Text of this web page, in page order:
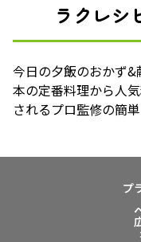
ラクレシ
今日の夕飯のおかず
本の定番料理から人
されるプロ監修の簡
プ